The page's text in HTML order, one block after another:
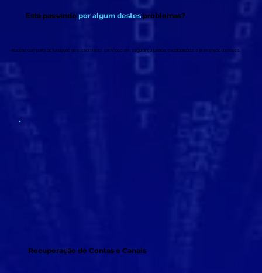
Está passandopor algum destes problemas?
Atuação completa da fundação ao crescimento com foco em segurança jurídica, escalabilidade e prevenção de riscos.
Recuperação de Contas e Canais